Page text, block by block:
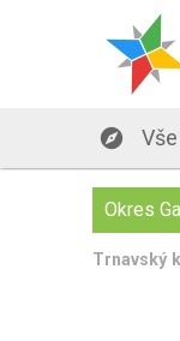
 Vše
Okres
Trnavský